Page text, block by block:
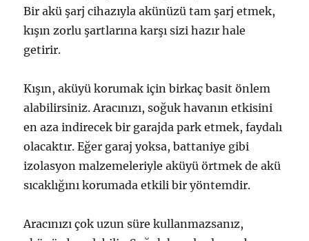
Bir akü şarj cihazıyla akünüzü tam şarj etmek,
kışın zorlu şartlarına karşı sizi hazır hale
getirir.
Kışın, aküyü korumak için birkaç basit önlem
alabilirsiniz. Aracınızı, soğuk havanın etkisini
en aza indirecek bir garajda park etmek, faydalı
olacaktır. Eğer garaj yoksa, battaniye gibi
izolasyon malzemeleriyle aküyü örtmek de akü
sıcaklığını korumada etkili bir yöntemdir.
Aracınızı çok uzun süre kullanmazsanız,